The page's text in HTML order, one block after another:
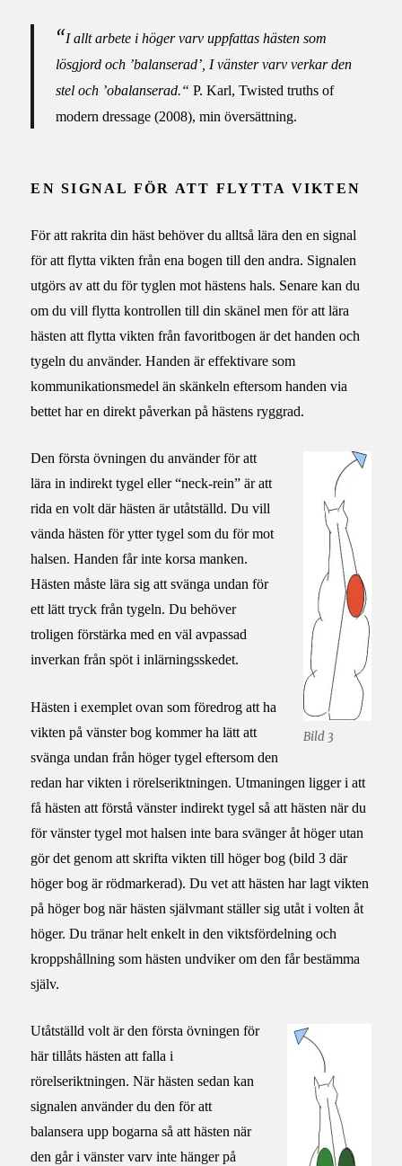
“I allt arbete i höger varv uppfattas hästen som
lösgjord och ’balanserad’, I vänster varv verkar den
stel och ’obalanserad.“P. Karl, Twisted truths of
modern dressage (2008), min översättning.
EN SIGNAL FÖR ATT FLYTTA VIKTEN
För att rakrita din häst behöver du alltså lära den en signal
för att flytta vikten från ena bogen till den andra. Signalen
utgörs av att du för tyglen mot hästens hals. Senare kan du
om du vill flytta kontrollen till din skänel men för att lära
hästen att flytta vikten från favoritbogen är det handen och
tygeln du använder. Handen är effektivare som
kommunikationsmedel än skänkeln eftersom handen via
bettet har en direkt påverkan på hästens ryggrad.
Bild 3
Den första övningen du använder för att
lära in indirekt tygel eller “neck-rein” är att
rida en volt där hästen är utåtställd. Du vill
vända hästen för ytter tygel som du för mot
halsen. Handen får inte korsa manken.
Hästen måste lära sig att svänga undan för
ett lätt tryck från tygeln. Du behöver
troligen förstärka med en väl avpassad
inverkan från spöt i inlärningsskedet.
Hästen i exemplet ovan som föredrog att ha
vikten på vänster bog kommer ha lätt att
svänga undan från höger tygel eftersom den
redan har vikten i rörelseriktningen. Utmaningen ligger i att
få hästen att förstå vänster indirekt tygel så att hästen när du
för vänster tygel mot halsen inte bara svänger åt höger utan
gör det genom att skrifta vikten till höger bog (bild 3 där
höger bog är rödmarkerad). Du vet att hästen har lagt vikten
på höger bog när hästen självmant ställer sig utåt i volten åt
höger. Du tränar helt enkelt in den viktsfördelning och
kroppshållning som hästen undviker om den får bestämma
själv.
Utåtställd volt är den första övningen för
här tillåts hästen att falla i
rörelseriktningen. När hästen sedan kan
signalen använder du den för att
balansera upp bogarna så att hästen när
den går i vänster varv inte hänger på